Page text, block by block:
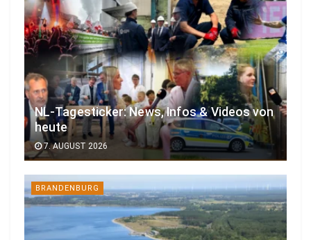
NL-Tagesticker: News, Infos & Videos von
heute
7. AUGUST 2026
BRANDENBURG